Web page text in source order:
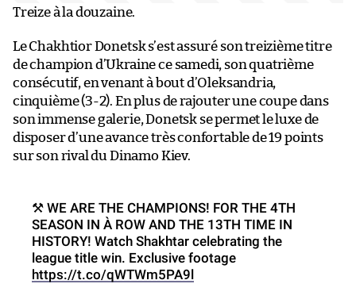
Treize à la douzaine.
Le Chakhtior Donetsk s’est assuré son treizième titre
de champion d’Ukraine ce samedi, son quatrième
consécutif, en venant à bout d’Oleksandria,
cinquième (3-2). En plus de rajouter une coupe dans
son immense galerie, Donetsk se permet le luxe de
disposer d’une avance très confortable de 19 points
sur son rival du Dinamo Kiev.
⚒ WE ARE THE CHAMPIONS! FOR THE 4TH
SEASON IN À ROW AND THE 13TH TIME IN
HISTORY! Watch Shakhtar celebrating the
league title win. Exclusive footage
https://t.co/qWTWm5PA9l